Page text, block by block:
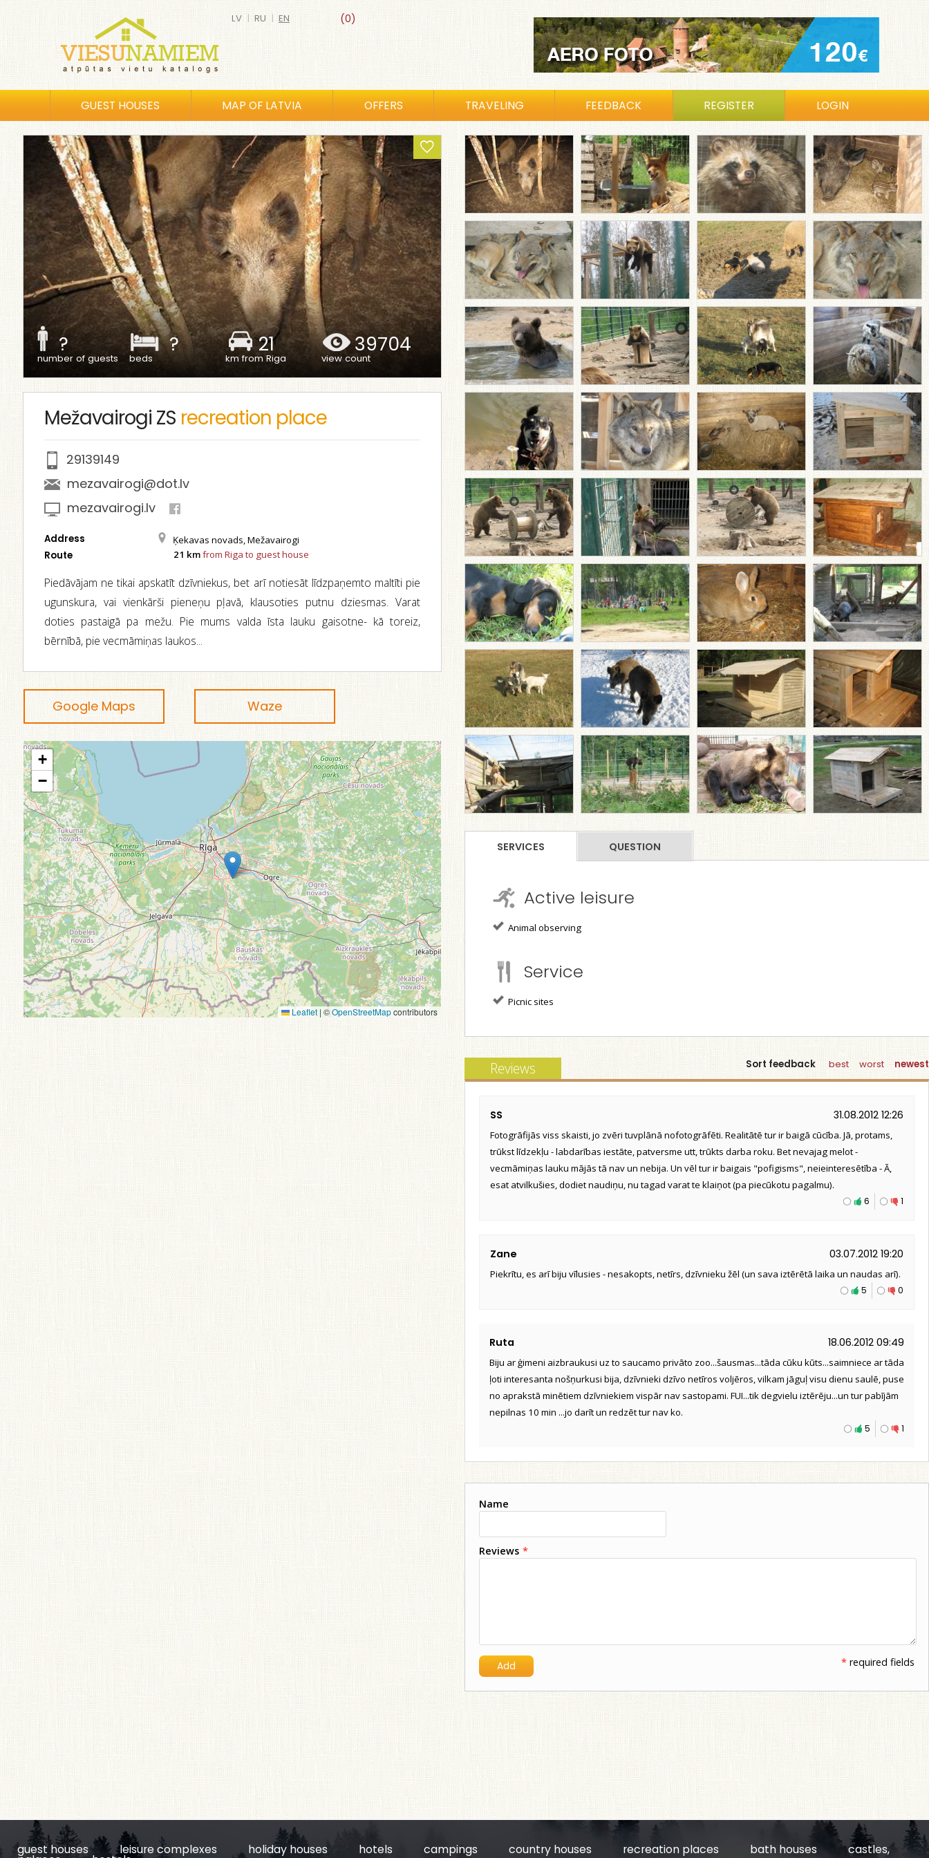
(0)
LV | RU | EN
GUEST HOUSES MAP OF LATVIA OFFERS TRAVELING FEEDBACK REGISTER LOGIN
?
number of guests
?
beds
21
km from Riga
39704
view count
Mežavairogi ZS recreation place
29139149
mezavairogi@dot.lv
mezavairogi.lv
Address Ķekavas novads, Mežavairogi
Route 21 kmfrom Riga to guest house
Piedāvājam ne tikai apskatīt dzīvniekus, bet arī notiesāt līdzpaņemto maltīti pie
ugunskura, vai vienkārši pieneņu pļavā, klausoties putnu dziesmas. Varat
doties pastaigā pa mežu. Pie mums valda īsta lauku gaisotne- kā toreiz,
bērnībā, pie vecmāmiņas laukos...
Google Maps Waze
+
−
Leaflet | ©OpenStreetMapcontributors
SERVICES QUESTION
Active leisure
Animal observing
Service
Picnic sites
Sort feedback best worst newest
Reviews
SS 31.08.2012 12:26
Fotogrāfijās viss skaisti, jo zvēri tuvplānā nofotogrāfēti. Realitātē tur ir baigā cūcība. Jā, protams,
trūkst līdzekļu - labdarības iestāte, patversme utt, trūkts darba roku. Bet nevajag melot -
vecmāmiņas lauku mājās tā nav un nebija. Un vēl tur ir baigais "pofigisms", neieinteresētība - Ā,
esat atvilkušies, dodiet naudiņu, nu tagad varat te klaiņot (pa piecūkotu pagalmu).
1
6
Zane 03.07.2012 19:20
Piekrītu, es arī biju vīlusies - nesakopts, netīrs, dzīvnieku žēl (un sava iztērētā laika un naudas arī).
0
5
Ruta 18.06.2012 09:49
Biju ar ģimeni aizbraukusi uz to saucamo privāto zoo...šausmas...tāda cūku kūts...saimniece ar tāda
ļoti interesanta nošņurkusi bija, dzīvnieki dzīvo netīros voljēros, vilkam jāguļ visu dienu saulē, puse
no aprakstā minētiem dzīvniekiem vispār nav sastopami. FUI...tik degvielu iztērēju...un tur pabījām
nepilnas 10 min ...jo darīt un redzēt tur nav ko.
1
5
Name
Reviews *
* required fields
guest houses leisure complexes holiday houses hotels campings country houses recreation places bath houses castles,